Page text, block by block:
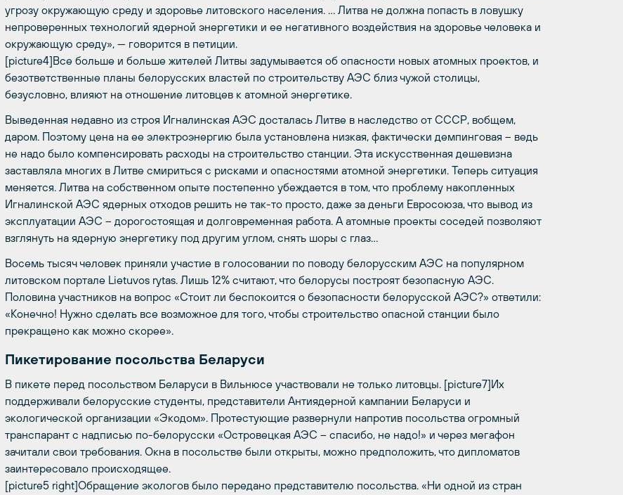
угрозу окружающую среду и здоровье литовского населения. … Литва не должна попасть в ловушку
непроверенных технологий ядерной энергетики и ее негативного воздействия на здоровье человека и
окружающую среду», — говорится в петиции.
[picture4]Все больше и больше жителей Литвы задумывается об опасности новых атомных проектов, и
безответственные планы белорусских властей по строительству АЭС близ чужой столицы,
безусловно, влияют на отношение литовцев к атомной энергетике.
Выведенная недавно из строя Игналинская АЭС досталась Литве в наследство от СССР, вобщем,
даром. Поэтому цена на ее электроэнергию была установлена низкая, фактически демпинговая – ведь
не надо было компенсировать расходы на строительство станции. Эта искусственная дешевизна
заставляла многих в Литве смириться с рисками и опасностями атомной энергетики. Теперь ситуация
меняется. Литва на собственном опыте постепенно убеждается в том, что проблему накопленных
Игналинской АЭС ядерных отходов решить не так-то просто, даже за деньги Евросоюза, что вывод из
эксплуатации АЭС – дорогостоящая и долговременная работа. А атомные проекты соседей позволяют
взглянуть на ядерную энергетику под другим углом, снять шоры с глаз…
Восемь тысяч человек приняли участие в голосовании по поводу белорусским АЭС на популярном
литовском портале Lietuvos rytas. Лишь 12% считают, что белорусы построят безопасную АЭС.
Половина участников на вопрос «Стоит ли беспокоится о безопасности белорусской АЭС?» ответили:
«Конечно! Нужно сделать все возможное для того, чтобы строительство опасной станции было
прекращено как можно скорее».
Пикетирование посольства Беларуси
В пикете перед посольством Беларуси в Вильнюсе участвовали не только литовцы. [picture7]Их
поддерживали белорусские студенты, представители Антиядерной кампании Беларуси и
экологической организации «Экодом». Протестующие развернули напротив посольства огромный
транспарант с надписью по-белорусски «Островецкая АЭС – спасибо, не надо!» и через мегафон
зачитали свои требования. Окна в посольстве были открыты, можно предположить, что дипломатов
заинтересовало происходящее.
[picture5 right]Обращение экологов было передано представителю посольства. «Ни одной из стран